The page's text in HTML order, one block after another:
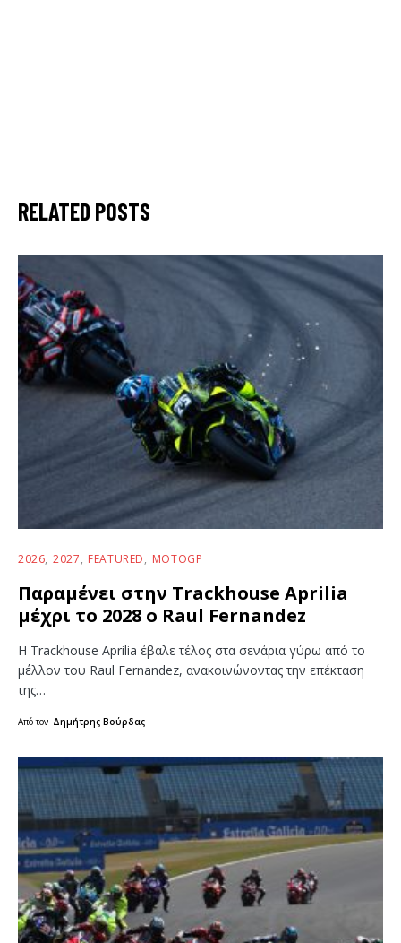
RELATED POSTS
2026 2027 FEATURED MOTOGP
Παραμένει στην Trackhouse Aprilia
μέχρι το 2028 ο Raul Fernandez
Η Trackhouse Aprilia έβαλε τέλος στα σενάρια γύρω από το
μέλλον του Raul Fernandez, ανακοινώνοντας την επέκταση
της…
Από τον Δημήτρης Βούρδας